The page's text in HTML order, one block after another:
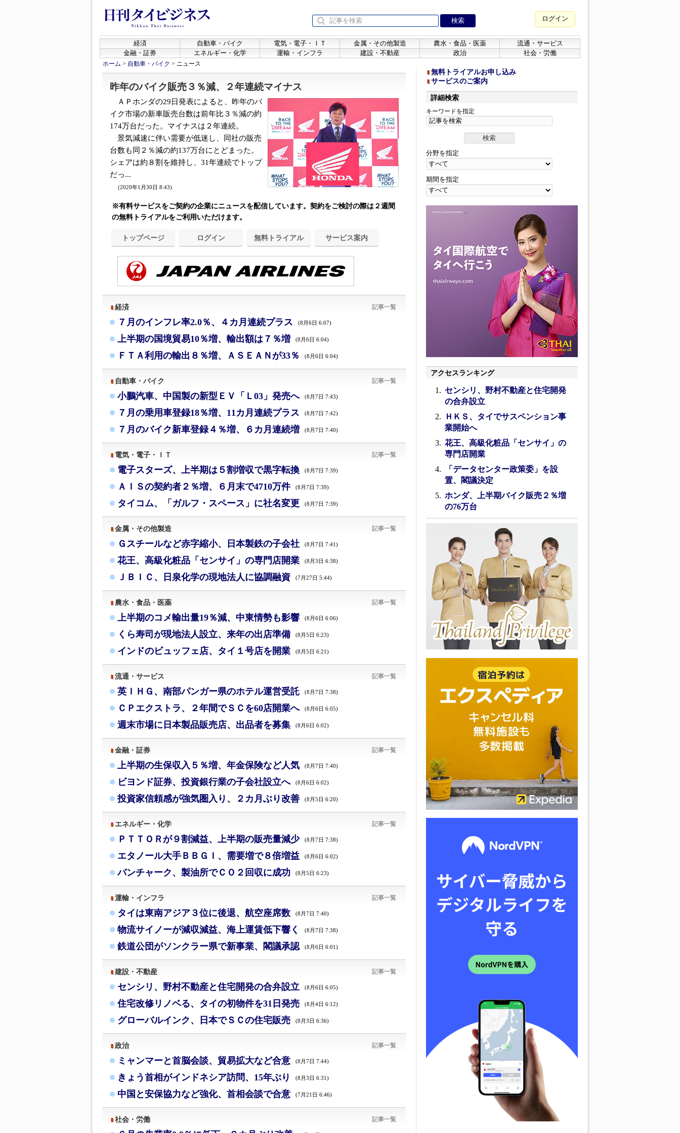
ログイン
経済 自動車・バイク 電気・電子・ＩＴ 金属・その他製造 農水・食品・医薬
流通・サービス
金融・証券
エネルギー・化学 運輸・インフラ 建設・不動産 政治 社会・労働
ホーム > 自動車・バイク > ニュース
昨年のバイク販売３％減、２年連続マイナス
ＡＰホンダの29日発表によると、昨年のバ
イク市場の新車販売台数は前年比３％減の約
174万台だった。マイナスは２年連続。
景気減速に伴い需要が低迷し、同社の販売
台数も同２％減の約137万台にとどまった。
シェアは約８割を維持し、31年連続でトップ
だっ...
(2020年1月30日 8:43)
※有料サービスをご契約の企業にニュースを配信しています。契約をご検討の際は２週間
の無料トライアルをご利用いただけます。
トップページ ログイン 無料トライアル サービス案内
経済 記事一覧
７月のインフレ率2.0％、４カ月連続プラス (8月6日 6:07)
上半期の国境貿易10％増、輸出額は７％増 (8月6日 6:04)
ＦＴＡ利用の輸出８％増、ＡＳＥＡＮが33％ (8月6日 6:04)
自動車・バイク 記事一覧
小鵬汽車、中国製の新型ＥＶ「Ｌ03」発売へ (8月7日 7:43)
７月の乗用車登録18％増、11カ月連続プラス (8月7日 7:42)
７月のバイク新車登録４％増、６カ月連続増 (8月7日 7:40)
電気・電子・ＩＴ 記事一覧
電子スターズ、上半期は５割増収で黒字転換 (8月7日 7:39)
ＡＩＳの契約者２％増、６月末で4710万件 (8月7日 7:39)
タイコム、「ガルフ・スペース」に社名変更 (8月7日 7:39)
金属・その他製造 記事一覧
Ｇスチールなど赤字縮小、日本製鉄の子会社 (8月7日 7:41)
花王、高級化粧品「センサイ」の専門店開業 (8月3日 6:38)
ＪＢＩＣ、日泉化学の現地法人に協調融資 (7月27日 5:44)
農水・食品・医薬 記事一覧
上半期のコメ輸出量19％減、中東情勢も影響 (8月6日 6:06)
くら寿司が現地法人設立、来年の出店準備 (8月5日 6:23)
インドのビュッフェ店、タイ１号店を開業 (8月5日 6:21)
流通・サービス 記事一覧
英ＩＨＧ、南部パンガー県のホテル運営受託 (8月7日 7:38)
ＣＰエクストラ、２年間でＳＣを60店開業へ (8月6日 6:05)
週末市場に日本製品販売店、出品者を募集 (8月6日 6:02)
金融・証券 記事一覧
上半期の生保収入５％増、年金保険など人気 (8月7日 7:40)
ビヨンド証券、投資銀行業の子会社設立へ (8月6日 6:02)
投資家信頼感が強気圏入り、２カ月ぶり改善 (8月5日 6:20)
エネルギー・化学 記事一覧
ＰＴＴＯＲが９割減益、上半期の販売量減少 (8月7日 7:38)
エタノール大手ＢＢＧＩ、需要増で８倍増益 (8月6日 6:02)
バンチャーク、製油所でＣＯ２回収に成功 (8月5日 6:23)
運輸・インフラ 記事一覧
タイは東南アジア３位に後退、航空座席数 (8月7日 7:40)
物流サイノーが減収減益、海上運賃低下響く (8月7日 7:38)
鉄道公団がソンクラー県で新事業、閣議承認 (8月6日 6:01)
建設・不動産 記事一覧
センシリ、野村不動産と住宅開発の合弁設立 (8月6日 6:05)
住宅改修リノベる、タイの初物件を31日発売 (8月4日 6:12)
グローバルインク、日本でＳＣの住宅販売 (8月3日 6:36)
政治 記事一覧
ミャンマーと首脳会談、貿易拡大など合意 (8月7日 7:44)
きょう首相がインドネシア訪問、15年ぶり (8月3日 6:31)
中国と安保協力など強化、首相会談で合意 (7月21日 6:46)
社会・労働 記事一覧
無料トライアルお申し込み
サービスのご案内
詳細検索
キーワードを指定
分野を指定
期間を指定
アクセスランキング
センシリ、野村不動産と住宅開発
の合弁設立
ＨＫＳ、タイでサスペンション事
業開始へ
花王、高級化粧品「センサイ」の
専門店開業
「データセンター政策委」を設
置、閣議決定
ホンダ、上半期バイク販売２％増
の76万台